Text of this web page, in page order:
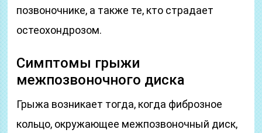
позвоночнике, а также те, кто страдает
остеохондрозом.
Симптомы грыжи
межпозвоночного диска
Грыжа возникает тогда, когда фиброзное
кольцо, окружающее межпозвоночный диск,